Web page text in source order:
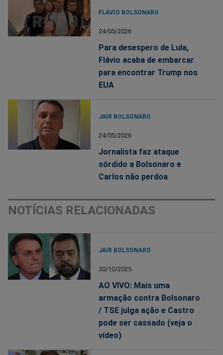
FLÁVIO BOLSONARO
24/05/2026
Para desespero de Lula,
Flávio acaba de embarcar
para encontrar Trump nos
EUA
JAIR BOLSONARO
24/05/2026
Jornalista faz ataque
sórdido a Bolsonaro e
Carlos não perdoa
NOTÍCIAS RELACIONADAS
JAIR BOLSONARO
30/10/2025
AO VIVO: Mais uma
armação contra Bolsonaro
/ TSE julga ação e Castro
pode ser cassado (veja o
vídeo)